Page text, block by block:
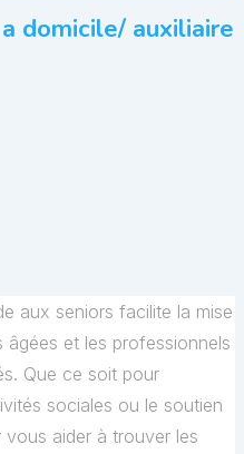
domicile/ auxiliaire
aux seniors facilite la mise
âgées et les professionnels
Que ce soit pour
sociales ou le soutien
aider à trouver les